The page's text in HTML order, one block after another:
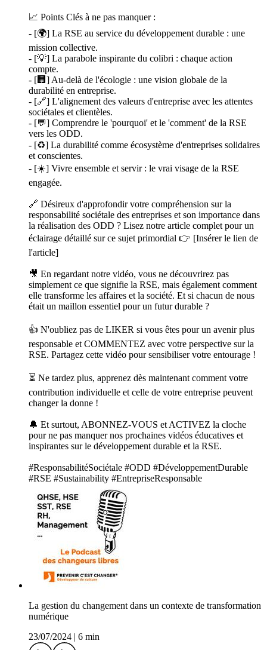
📈 Points Clés à ne pas manquer :
- [🌍] La RSE au service du développement durable : une
mission collective.
- [💡] La parabole inspirante du colibri : chaque action
compte.
- [🏢] Au-delà de l'écologie : une vision globale de la
durabilité en entreprise.
- [🔗] L'alignement des valeurs d'entreprise avec les attentes
sociétales et clientèles.
- [💬] Comprendre le 'pourquoi' et le 'comment' de la RSE
vers les ODD.
- [♻️] La durabilité comme écosystème d'entreprises solidaires
et conscientes.
- [☀️] Vivre ensemble et servir : le vrai visage de la RSE
engagée.
🔗 Désireux d'approfondir votre compréhension sur la
responsabilité sociétale des entreprises et son importance dans
la réalisation des ODD ? Lisez notre article complet pour un
éclairage détaillé sur ce sujet primordial 👉 [Insérer le lien de
l'article]
🎥 En regardant notre vidéo, vous ne découvrirez pas
simplement ce que signifie la RSE, mais également comment
elle transforme les affaires et la société. Et si chacun de nous
était un maillon essentiel pour un futur durable ?
👍 N'oubliez pas de LIKER si vous êtes pour un avenir plus
responsable et COMMENTEZ avec votre perspective sur la
RSE. Partagez cette vidéo pour sensibiliser votre entourage !
⏳ Ne tardez plus, apprenez dès maintenant comment votre
contribution individuelle et celle de votre entreprise peuvent
changer la donne !
🔔 Et surtout, ABONNEZ-VOUS et ACTIVEZ la cloche
pour ne pas manquer nos prochaines vidéos éducatives et
inspirantes sur le développement durable et la RSE.
#ResponsabilitéSociétale #ODD #DéveloppementDurable
#RSE #Sustainability #EntrepriseResponsable
La gestion du changement dans un contexte de transformation
numérique
23/07/2024
6 min